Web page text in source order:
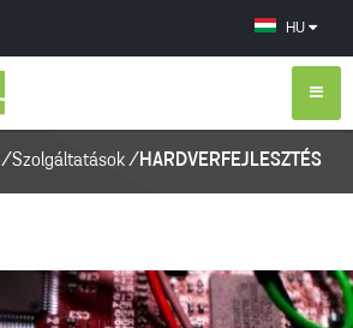
HU
/Szolgáltatások/HARDVERFEJLESZTÉS